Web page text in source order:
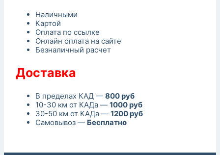
Наличными
Картой
Оплата по ссылке
Онлайн оплата на сайте
Безналичный расчет
Доставка
В пределах КАД — 800 руб
10-30 км от КАДа — 1000 руб
30-50 км от КАДа — 1200 руб
Самовывоз — Бесплатно